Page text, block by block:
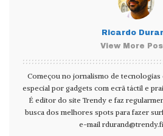
Ricardo
View More
Começou no jornalismo de tecnologias
especial por gadgets com ecrã táctil e
É editor do site Trendy e faz
busca dos melhores spots para fazer
e-mail